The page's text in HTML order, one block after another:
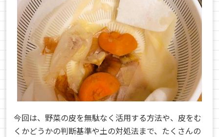
今回は、野菜の皮を無駄なく活用する方法や、皮をむ
くかどうかの判断基準や土の対処法まで、たくさんの